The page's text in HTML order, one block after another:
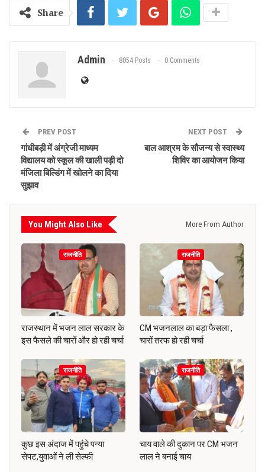
Share
Admin 8054 Posts 0 Comments
PREV POST
गांधीबड़ी में अंग्रेजी माध्यम
विद्यालय को स्कूल की खाली पड़ी दो
मंजिला बिल्डिंग में खोलने का दिया
सुझाव
NEXT POST
बाल आश्रम के सौजन्य से स्वास्थ्य
शिविर का आयोजन किया
You Might Also Like More From Author
राजनीति
राजस्थान में भजन लाल सरकार के
इस फैसले की चारों और हो रही चर्चा
राजनीति
CM भजनलाल का बड़ा फैसला ,
चारों तरफ हो रही चर्चा
राजनीति
कुछ इस अंदाज में पहुंचे पन्या
सेपट,युवाओं ने ली सेल्फी
राजनीति
चाय वाले की दुकान पर CM भजन
लाल ने बनाई चाय